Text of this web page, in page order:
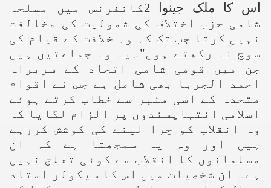
اس کا ملک جینوا 2کانفرنس میں مسلحہ
شامی حزب اختلاف کی شمولیت کی مخالفت
نہیں کرتا جب تک کہ وہ خلافت کے قیام کی
سوچ نہ رکھتے ہوں"۔یہ وہ جماعتیں ہیں
جن میں قومی شامی اتحاد کے سربراہ
احمد الجربا بھی شامل ہے جس نے اقوام
متحدہ کے اسی منبر سے خطاب کرتے ہوئے
اسلامی انتہاپسندوں پر الزام لگایا کہ
وہ انقلاب کو چرا لینے کی کوشش کررہے
ہیں اور وہ یہ سمجھتا ہے کہ ان
مسلمانوں کا انقلاب سے کوئی تعلق نہیں
ہے۔ ان شخصیات میں اس کا سیکولر استاد